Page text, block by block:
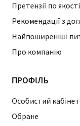
Претензії по
Рекомендації з
Найпоширеніші
Про компанію
ПРОФІЛЬ
Особистий кабінет
Обране